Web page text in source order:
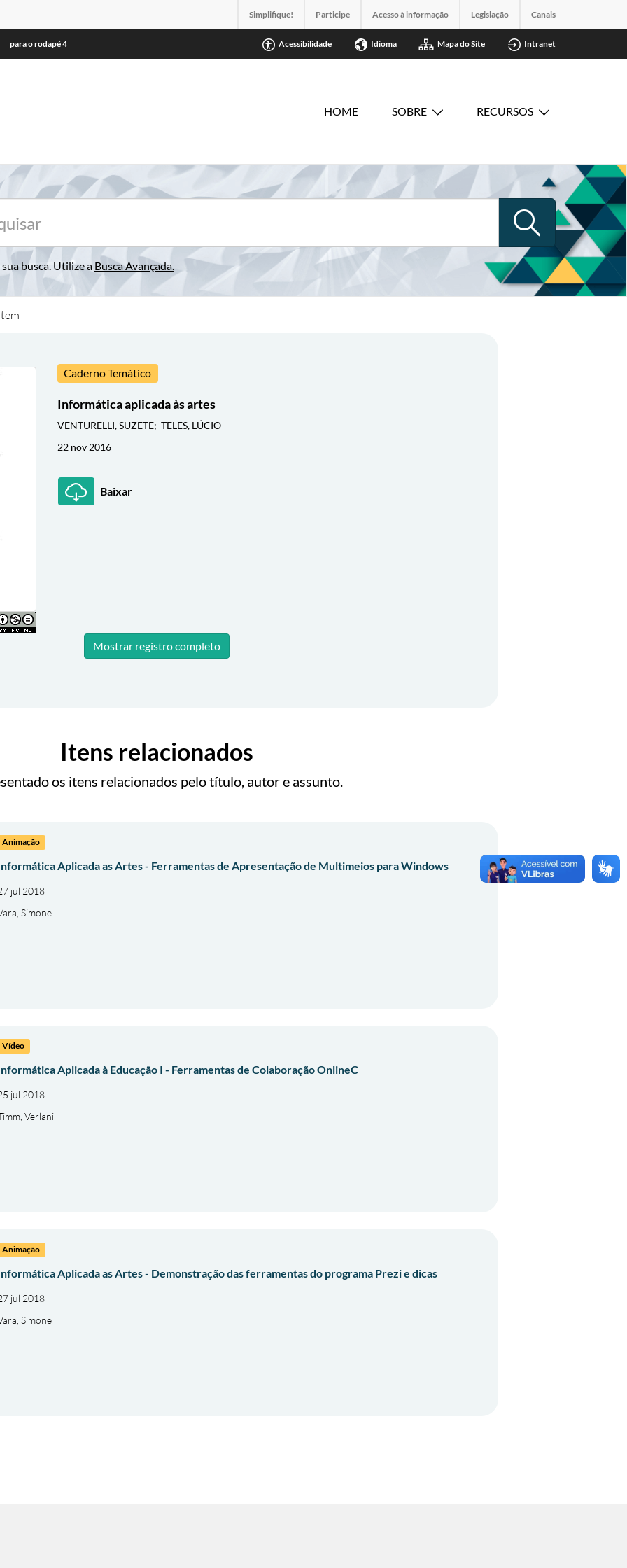
Simplifique! Participe Acesso à informação Legislação Canais
para o rodapé4 Acessibilidade Idioma Mapa do Site Intranet
HOME SOBRE RECURSOS
busca. Utilize a Busca Avançada.
Caderno Temático
Informática aplicada às artes
VENTURELLI, SUZETE; TELES, LÚCIO
22 nov 2016
Baixar
Mostrar registro completo
Itens relacionados
os itens relacionados pelo título, autor e assunto.
Animação
Aplicada as Artes - Ferramentas de Apresentação de Multimeios para Windows
jul 2018
Simone
Vídeo
Aplicada à Educação I - Ferramentas de Colaboração OnlineC
jul 2018
Verlani
Animação
Aplicada as Artes - Demonstração das ferramentas do programa Prezi e dicas
jul 2018
Simone